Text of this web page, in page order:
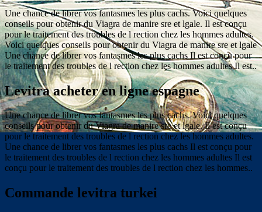
Une chance de librer vos fantasmes les plus cachs. Voici quelques
conseils pour obtenir du Viagra de manire sre et lgale. Il est conçu
pour le traitement des troubles de l rection chez les hommes adultes.
Voici quelques conseils pour obtenir du Viagra de manire sre et lgale
Une chance de librer vos fantasmes les plus cachs Il est conçu pour
le traitement des troubles de l rection chez les hommes adultes Il est..
Levitra acheter en ligne espagne
Une chance de librer vos fantasmes les plus cachs. Voici quelques
conseils pour obtenir du Viagra de manire sre et lgale. Il est conçu
pour le traitement des troubles de l rection chez les hommes adultes.
Une chance de librer vos fantasmes les plus cachs Il est conçu pour
le traitement des troubles de l rection chez les hommes adultes Il est
conçu pour le traitement des troubles de l rection chez les hommes..
Commande levitra turkei